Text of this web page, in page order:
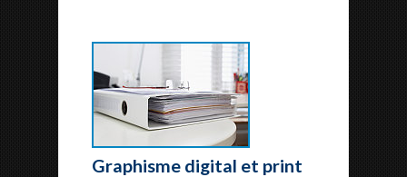
Graphisme digital et print